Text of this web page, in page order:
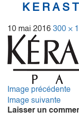
10 mai 2016 300 ×
Image précédente
Image suivante
Laisser un